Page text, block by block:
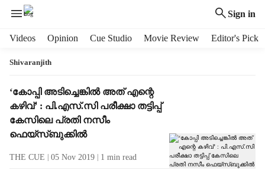
Sign in
Videos Opinion Cue Studio Movie Review Editor's Pick
Shivaranjith
T
a
g
R
s
‘കോപ്പി അടിച്ചെങ്കില്‍ അത് എന്റെ
കഴിവ്’ : പി.എസ്.സി പരീക്ഷാ തട്ടിപ്പ്
കേസിലെ പ്രതി നസീം
ഫെയ്‌സ്ബുക്കില്‍
THE CUE 05 Nov 2019 1 min read